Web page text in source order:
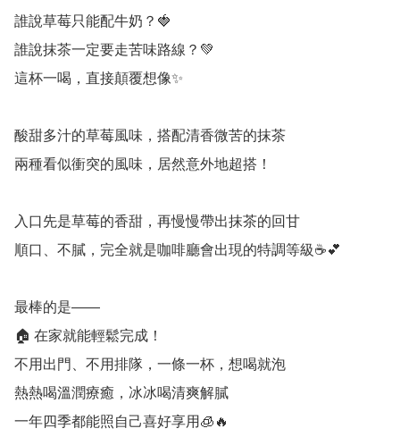
誰說草莓只能配牛奶？🍓
誰說抹茶一定要走苦味路線？💚
這杯一喝，直接顛覆想像✨
酸甜多汁的草莓風味，搭配清香微苦的抹茶
兩種看似衝突的風味，居然意外地超搭！
入口先是草莓的香甜，再慢慢帶出抹茶的回甘
順口、不膩，完全就是咖啡廳會出現的特調等級☕💕
最棒的是——
🏠 在家就能輕鬆完成！
不用出門、不用排隊，一條一杯，想喝就泡
熱熱喝溫潤療癒，冰冰喝清爽解膩
一年四季都能照自己喜好享用🧊🔥